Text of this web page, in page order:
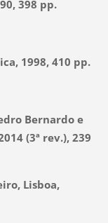
398 pp.
1998, 410 pp.
Bernardo e
(3ª rev.), 239
Lisboa,